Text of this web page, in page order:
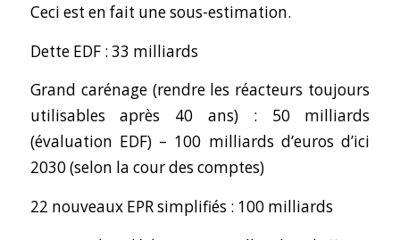
Ceci est en fait une sous-estimation.
Dette EDF : 33 milliards
Grand carénage (rendre les réacteurs toujours
utilisables après 40 ans) : 50 milliards
(évaluation EDF) – 100 milliards d’euros d’ici
2030 (selon la cour des comptes)
22 nouveaux EPR simplifiés : 100 milliards